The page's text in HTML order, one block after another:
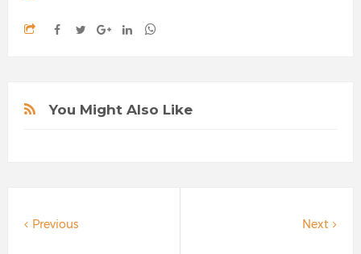
You Might Also Like
Next
Previous